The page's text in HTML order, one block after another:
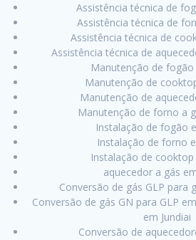
Assistência técnica de
Assistência técnica de
Assistência técnica de
Assistência técnica de
Manutenção de fogão
Manutenção de
Manutenção de
Manutenção de forno a
Instalação de fogão
Instalação de forno
Instalação de cooktop
aquecedor a gás
Conversão de gás GLP para
Conversão de gás GN para GLP
em Jundiai
Conversão de